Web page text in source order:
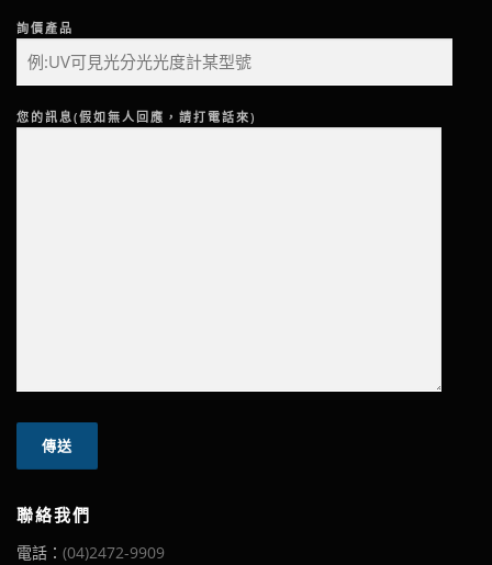
詢價產品
您的訊息(假如無人回應，請打電話來)
聯絡我們
電話： (04)2472-9909